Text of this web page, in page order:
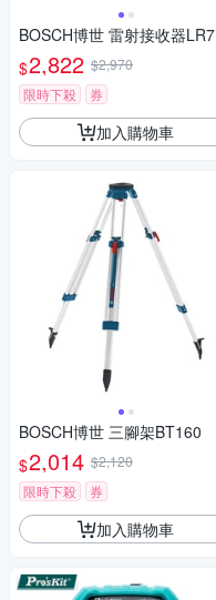
BOSCH博世 雷射接收器LR7
$2,822 $2,970
限時下殺
券
加入購物車
BOSCH博世 三腳架BT160
$2,014 $2,120
限時下殺
券
加入購物車